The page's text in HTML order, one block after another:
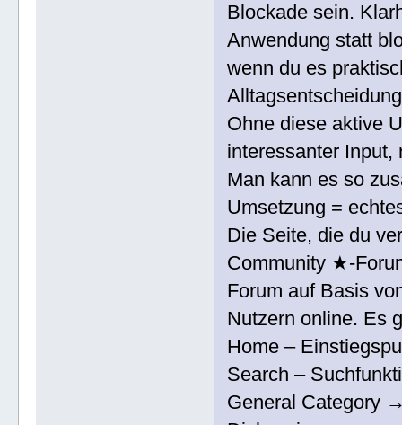
Blockade sein.
Anwendung statt
wenn du es
Ohne diese aktive
interessanter Input,
Man kann es so
Umsetzung =
Die Seite, die du
Community ★-
Forum auf Basis
Nutzern online. Es
Home –
Search –
General Category